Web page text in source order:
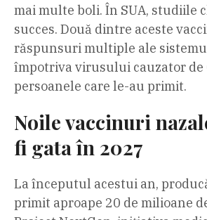
mai multe boli. În SUA, studiile
succes. Două dintre aceste
răspunsuri multiple ale
împotriva virusului cauzator de
persoanele care le-au primit.
Noile vaccinuri
fi gata în 2027
La începutul acestui an,
primit aproape 20 de milioane